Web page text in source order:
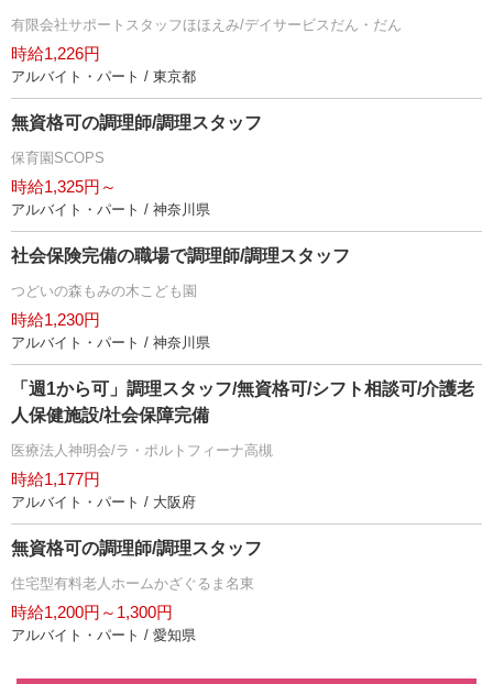
有限会社サポートスタッフほほえみ/デイサービスだん・だん
時給1,226円
アルバイト・パート / 東京都
無資格可の調理師/調理スタッフ
保育園SCOPS
時給1,325円～
アルバイト・パート / 神奈川県
社会保険完備の職場で調理師/調理スタッフ
つどいの森もみの木こども園
時給1,230円
アルバイト・パート / 神奈川県
「週1から可」調理スタッフ/無資格可/シフト相談可/介護老
人保健施設/社会保障完備
医療法人神明会/ラ・ポルトフィーナ高槻
時給1,177円
アルバイト・パート / 大阪府
無資格可の調理師/調理スタッフ
住宅型有料老人ホームかざぐるま名東
時給1,200円～1,300円
アルバイト・パート / 愛知県